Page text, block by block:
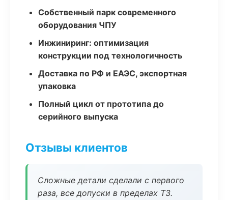
Собственный парк современного
оборудования ЧПУ
Инжиниринг: оптимизация
конструкции под технологичность
Доставка по РФ и ЕАЭС, экспортная
упаковка
Полный цикл от прототипа до
серийного выпуска
Отзывы клиентов
Сложные детали сделали с первого
раза, все допуски в пределах ТЗ.